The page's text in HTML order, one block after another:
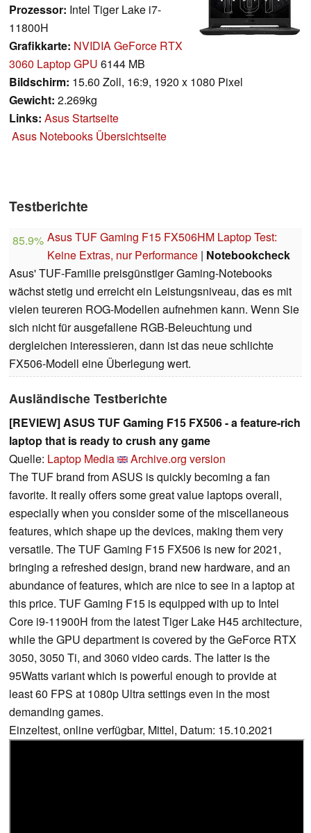
Prozessor: Intel Tiger Lake i7-
11800H
Grafikkarte: NVIDIA GeForce RTX
3060 Laptop GPU 6144 MB
Bildschirm: 15.60 Zoll, 16:9, 1920 x 1080 Pixel
Gewicht: 2.269kg
Links: Asus Startseite
Asus Notebooks Übersichtseite
Testberichte
85.9% Asus TUF Gaming F15 FX506HM Laptop Test:
Keine Extras, nur Performance | Notebookcheck
Asus' TUF-Familie preisgünstiger Gaming-Notebooks
wächst stetig und erreicht ein Leistungsniveau, das es mit
vielen teureren ROG-Modellen aufnehmen kann. Wenn Sie
sich nicht für ausgefallene RGB-Beleuchtung und
dergleichen interessieren, dann ist das neue schlichte
FX506-Modell eine Überlegung wert.
Ausländische Testberichte
[REVIEW] ASUS TUF Gaming F15 FX506 - a feature-rich
laptop that is ready to crush any game
Quelle: Laptop Media
Archive.org version
The TUF brand from ASUS is quickly becoming a fan
favorite. It really offers some great value laptops overall,
especially when you consider some of the miscellaneous
features, which shape up the devices, making them very
versatile. The TUF Gaming F15 FX506 is new for 2021,
bringing a refreshed design, brand new hardware, and an
abundance of features, which are nice to see in a laptop at
this price. TUF Gaming F15 is equipped with up to Intel
Core i9-11900H from the latest Tiger Lake H45 architecture,
while the GPU department is covered by the GeForce RTX
3050, 3050 Ti, and 3060 video cards. The latter is the
95Watts variant which is powerful enough to provide at
least 60 FPS at 1080p Ultra settings even in the most
demanding games.
Einzeltest, online verfügbar, Mittel, Datum: 15.10.2021